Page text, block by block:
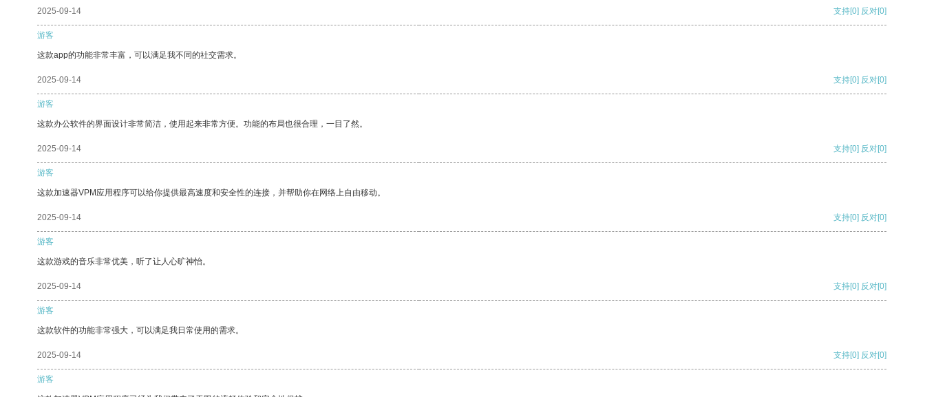
2025-09-14 支持[0] 反对[0]
游客
这款app的功能非常丰富，可以满足我不同的社交需求。
2025-09-14 支持[0] 反对[0]
游客
这款办公软件的界面设计非常简洁，使用起来非常方便。功能的布局也很合理，一目了然。
2025-09-14 支持[0] 反对[0]
游客
这款加速器VPM应用程序可以给你提供最高速度和安全性的连接，并帮助你在网络上自由移动。
2025-09-14 支持[0] 反对[0]
游客
这款游戏的音乐非常优美，听了让人心旷神怡。
2025-09-14 支持[0] 反对[0]
游客
这款软件的功能非常强大，可以满足我日常使用的需求。
2025-09-14 支持[0] 反对[0]
游客